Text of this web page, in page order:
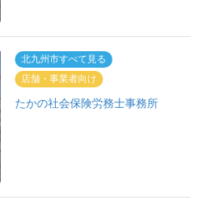
北九州市すべて見る
店舗・事業者向け
たかの社会保険労務士事務所